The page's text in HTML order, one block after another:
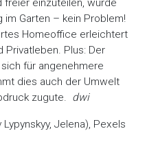
freier einzuteilen, wurde
Garten – kein Problem!
Homeoffice erleichtert
Privatleben. Plus: Der
für angenehmere
dies auch der Umwelt
zugute. dwi
Jelena), Pexels